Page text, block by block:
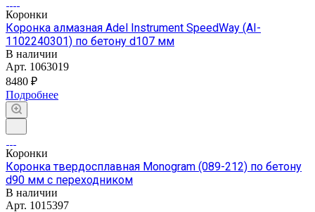
Коронки
Коронка алмазная Adel Instrument SpeedWay (AI-
1102240301) по бетону d107 мм
В наличии
Арт. 1063019
8480 ₽
Подробнее
Коронки
Коронка твердосплавная Monogram (089-212) по бетону
d90 мм с переходником
В наличии
Арт. 1015397